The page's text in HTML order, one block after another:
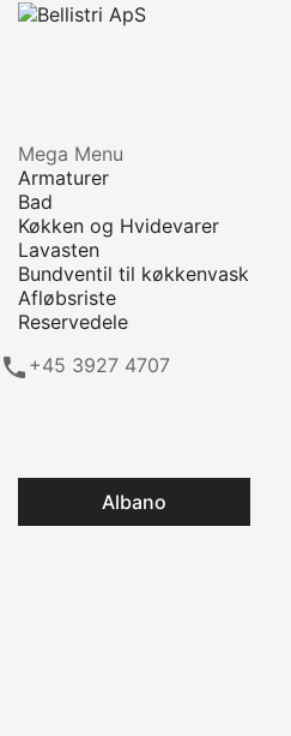
Mega Menu
Armaturer
Bad
Køkken og Hvidevarer
Lavasten
Bundventil til køkkenvask
Afløbsriste
Reservedele
 +45 3927 4707
Albano